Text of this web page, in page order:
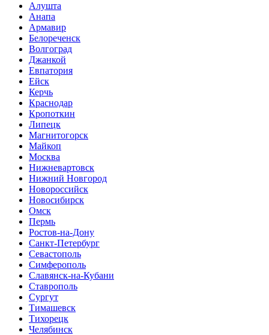
Алушта
Анапа
Армавир
Белореченск
Волгоград
Джанкой
Евпатория
Ейск
Керчь
Краснодар
Кропоткин
Липецк
Магнитогорск
Майкоп
Москва
Нижневартовск
Нижний Новгород
Новороссийск
Новосибирск
Омск
Пермь
Ростов-на-Дону
Санкт-Петербург
Севастополь
Симферополь
Славянск-на-Кубани
Ставрополь
Сургут
Тимашевск
Тихорецк
Челябинск